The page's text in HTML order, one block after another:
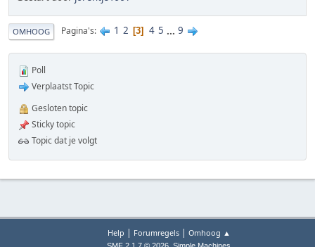
OMHOOG Pagina's 1 2 3 4 5 ... 9
Poll
Verplaatst Topic
Gesloten topic
Sticky topic
Topic dat je volgt
Help | Forumregels| Omhoog ▲